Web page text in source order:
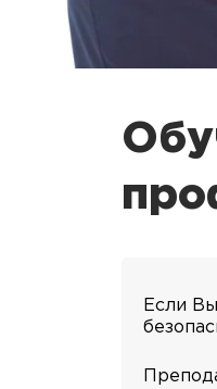
Если